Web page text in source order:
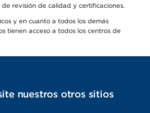
revisión de calidad y certificaciones.
y en cuanto a todos los demás
tienen acceso a todos los centros de
nuestros otros sitios